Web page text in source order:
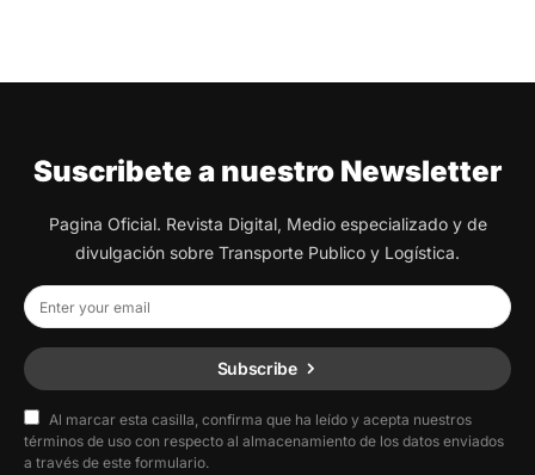
Suscribete a nuestro Newsletter
Pagina Oficial. Revista Digital, Medio especializado y de
divulgación sobre Transporte Publico y Logística.
Subscribe
Al marcar esta casilla, confirma que ha leído y acepta nuestros
términos de uso con respecto al almacenamiento de los datos enviados
a través de este formulario.